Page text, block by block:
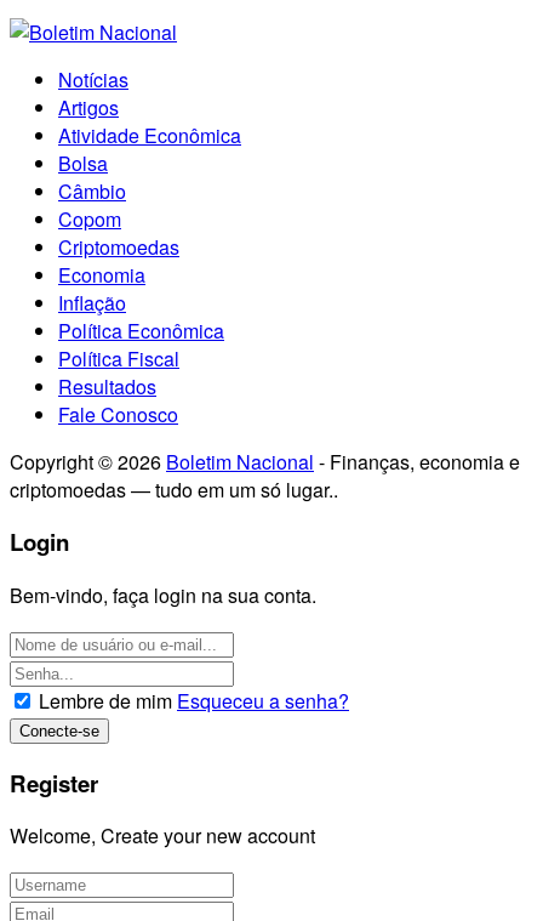
Notícias
Artigos
Atividade Econômica
Bolsa
Câmbio
Copom
Criptomoedas
Economia
Inflação
Política Econômica
Política Fiscal
Resultados
Fale Conosco
Copyright © 2026 Boletim Nacional - Finanças, economia e
criptomoedas — tudo em um só lugar..
Login
Bem-vindo, faça login na sua conta.
Lembre de mim Esqueceu a senha?
Register
Welcome, Create your new account